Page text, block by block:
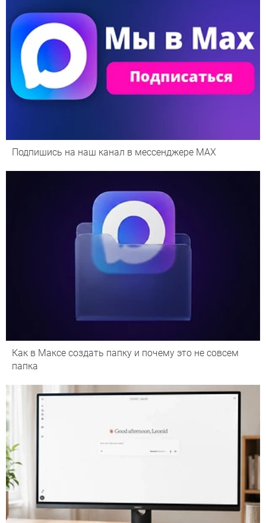
Подпишись на наш канал в мессенджере МАХ
Как в Максе создать папку и почему это не совсем
папка